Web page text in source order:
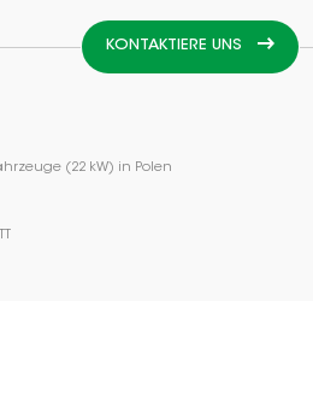
KONTAKTIERE UNS
(22 kW) in Polen